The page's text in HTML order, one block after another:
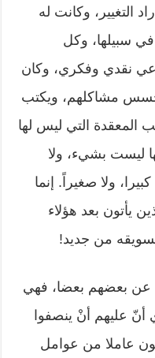
التغيير، وكانت له
سبيلها، وكل
نقدي وفكري، وكان
مشاكلهم، ويكتب
المعقدة التي ليس لها
ليست بشيء، ولا
ولا صغيراً. إنما
يأتون بعد هؤلاء
من جديد!
عن بعضهم بعضا، فهي
أنّ عليهم أنْ ينصفوا
تكون عاملا من عوامل